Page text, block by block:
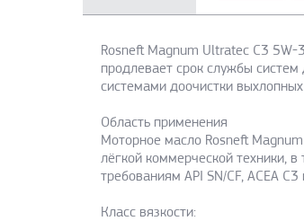
Rosneft Magnum Ultratec C3 5W-
продлевает срок службы
системами доочистки
Область применения
Моторное масло Rosneft
лёгкой коммерческой техники,
требованиям API SN/CF, ACEA
Класс вязкости: